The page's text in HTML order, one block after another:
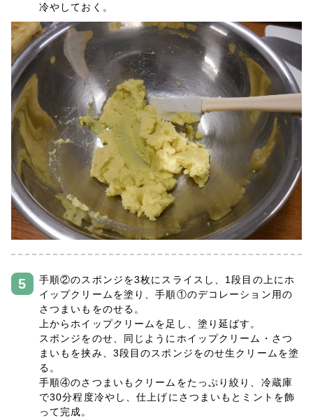
冷やしておく。
手順②のスポンジを3枚にスライスし、1段目の上にホ
イップクリームを塗り、手順①のデコレーション用の
さつまいもをのせる。
上からホイップクリームを足し、塗り延ばす。
スポンジをのせ、同じようにホイップクリーム・さつ
まいもを挟み、3段目のスポンジをのせ生クリームを塗
る。
手順④のさつまいもクリームをたっぷり絞り、冷蔵庫
で30分程度冷やし、仕上げにさつまいもとミントを飾
って完成。